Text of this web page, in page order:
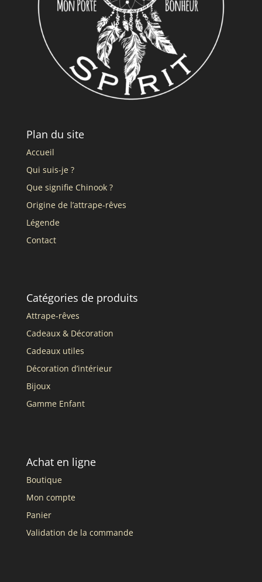
Plan du site
Accueil
Qui suis-je ?
Que signifie Chinook ?
Origine de l’attrape-rêves
Légende
Contact
Catégories de produits
Attrape-rêves
Cadeaux & Décoration
Cadeaux utiles
Décoration d’intérieur
Bijoux
Gamme Enfant
Achat en ligne
Boutique
Mon compte
Panier
Validation de la commande